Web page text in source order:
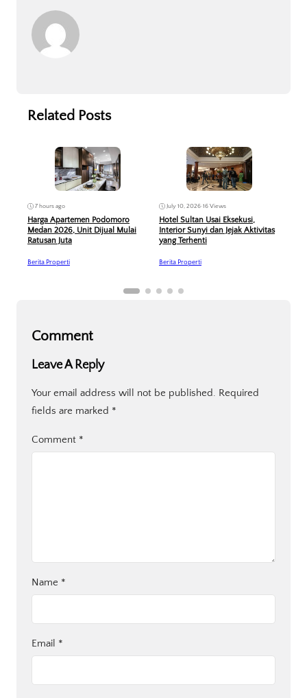
Related Posts
7 hours ago
Harga Apartemen Podomoro
Medan 2026, Unit Dijual Mulai
Ratusan Juta
Berita Properti
July 10, 2026•16 Views
Hotel Sultan Usai Eksekusi,
Interior Sunyi dan Jejak Aktivitas
yang Terhenti
Berita Properti
Comment
Leave A Reply
Your email address will not be published. Required
fields are marked *
Comment *
Name *
Email *